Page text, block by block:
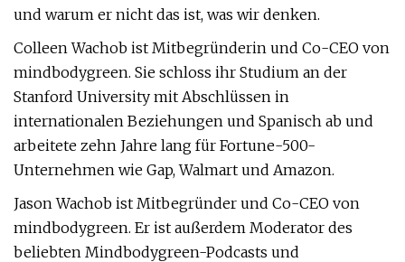
und warum er nicht das ist, was wir denken.
Colleen Wachob ist Mitbegründerin und Co-CEO von
mindbodygreen. Sie schloss ihr Studium an der
Stanford University mit Abschlüssen in
internationalen Beziehungen und Spanisch ab und
arbeitete zehn Jahre lang für Fortune-500-
Unternehmen wie Gap, Walmart und Amazon.
Jason Wachob ist Mitbegründer und Co-CEO von
mindbodygreen. Er ist außerdem Moderator des
beliebten Mindbodygreen-Podcasts und